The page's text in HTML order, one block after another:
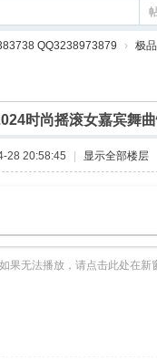
QQ3238973879 › 极
时尚摇滚女嘉宾舞
28 20:58:45 显示全部楼层
如果无法播放，请点击此处在新